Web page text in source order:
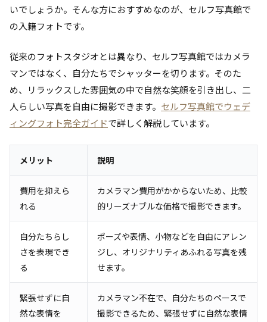
いでしょうか。そんな方におすすめなのが、セルフ写真館で
の入籍フォトです。
従来のフォトスタジオとは異なり、セルフ写真館ではカメラ
マンではなく、自分たちでシャッターを切ります。そのた
め、リラックスした雰囲気の中で自然な笑顔を引き出し、二
人らしい写真を自由に撮影できます。 セルフ写真館でウェデ
ィングフォト完全ガイドで詳しく解説しています。
メリット 説明
費用を抑えら
れる
カメラマン費用がかからないため、比較
的リーズナブルな価格で撮影できます。
自分たちらし
さを表現でき
る
ポーズや表情、小物などを自由にアレン
ジし、オリジナリティあふれる写真を残
せます。
緊張せずに自
然な表情を
カメラマン不在で、自分たちのペースで
撮影できるため、緊張せずに自然な表情